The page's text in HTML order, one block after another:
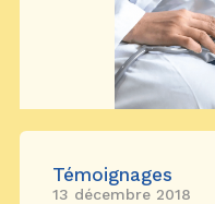
Témoignages
13 décembre 2018